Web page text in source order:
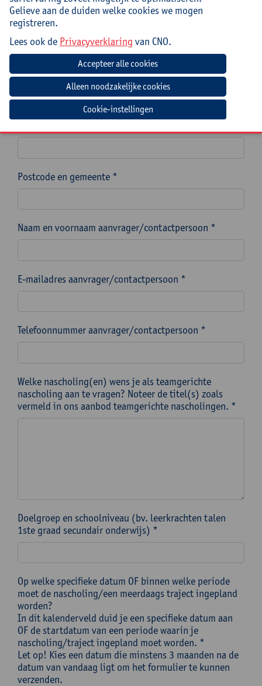
Naam van de school, scholengemeenschap of
scholengroep *
Instellingsnummer (indien mogelijk)
Postcode en gemeente *
Naam en voornaam aanvrager/contactpersoon *
E-mailadres aanvrager/contactpersoon *
Telefoonnummer aanvrager/contactpersoon *
Welke nascholing(en) wens je als teamgerichte
nascholing aan te vragen? Noteer de titel(s) zoals
vermeld in ons aanbod teamgerichte nascholingen. *
Doelgroep en schoolniveau (bv. leerkrachten talen
1ste graad secundair onderwijs) *
Op welke specifieke datum OF binnen welke periode
moet de nascholing/een meerdaags traject ingepland
worden?
In dit kalenderveld duid je een specifieke datum aan
OF de startdatum van een periode waarin je
nascholing/traject ingepland moet worden. *
Let op! Kies een datum die minstens 3 maanden na de
datum van vandaag ligt om het formulier te kunnen
verzenden.
Gelieve aan de duiden welke cookies we mogen
registreren.
Lees ook de Privacyverklaring van CNO.
Cookie-instellingen